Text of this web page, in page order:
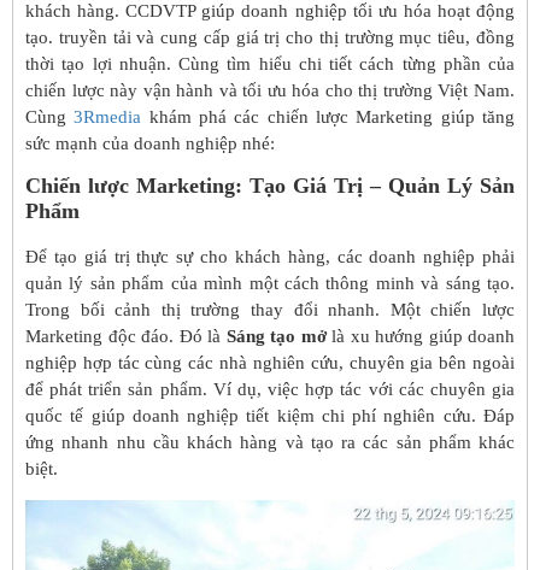
khách hàng. CCDVTP giúp doanh nghiệp tối ưu hóa hoạt động
tạo. truyền tải và cung cấp giá trị cho thị trường mục tiêu, đồng
thời tạo lợi nhuận. Cùng tìm hiểu chi tiết cách từng phần của
chiến lược này vận hành và tối ưu hóa cho thị trường Việt Nam.
Cùng3Rmedia khám phá các chiến lược Marketing giúp tăng
sức mạnh của doanh nghiệp nhé:
Chiến lược Marketing: Tạo Giá Trị – Quản Lý Sản
Phẩm
Để tạo giá trị thực sự cho khách hàng, các doanh nghiệp phải
quản lý sản phẩm của mình một cách thông minh và sáng tạo.
Trong bối cảnh thị trường thay đổi nhanh. Một chiến lược
Marketing độc đáo. Đó là Sáng tạo mởlà xu hướng giúp doanh
nghiệp hợp tác cùng các nhà nghiên cứu, chuyên gia bên ngoài
để phát triển sản phẩm. Ví dụ, việc hợp tác với các chuyên gia
quốc tế giúp doanh nghiệp tiết kiệm chi phí nghiên cứu. Đáp
ứng nhanh nhu cầu khách hàng và tạo ra các sản phẩm khác
biệt.